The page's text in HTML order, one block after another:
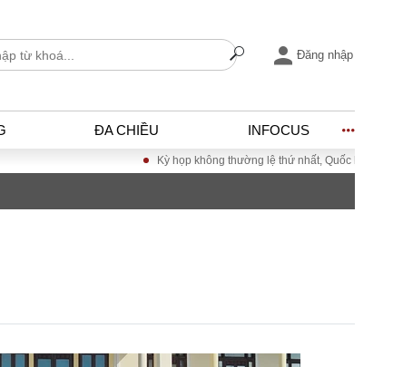
Đăng nhập
ĐA CHIỀU INFOCUS
– Đô thị
Kỳ họp không thường lệ thứ nhất, Quốc hội khóa XVI